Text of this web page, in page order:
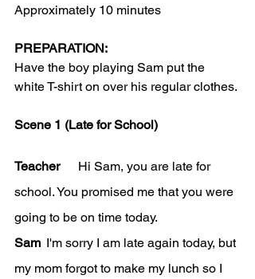
Approximately 10 minutes
PREPARATION:
Have the boy playing Sam put the
white T-shirt on over his regular clothes.
Scene 1 (Late for School)
Teacher
school. You promised me that you were
going to be on time today.
Sam
my mom forgot to make my lunch so I